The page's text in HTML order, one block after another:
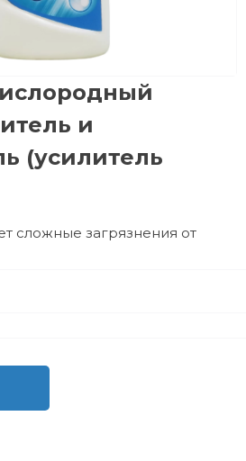
и
(усилитель
сложные загрязнения от